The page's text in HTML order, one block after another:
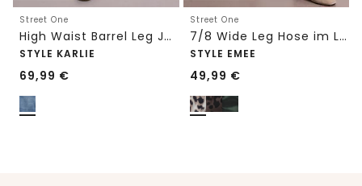
Street One
High Waist Barrel Leg Jeans im Loose Fit
STYLE KARLIE
69,99 €
Street One
7/8 Wide Leg Hose im Loose Fit mit Print
STYLE EMEE
49,99 €